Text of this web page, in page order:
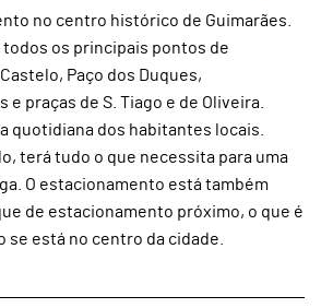
no centro histórico de Guimarães.
todos os principais pontos de
Paço dos Duques,
praças de S. Tiago e de Oliveira.
quotidiana dos habitantes locais.
terá tudo o que necessita para uma
O estacionamento está também
de estacionamento próximo, o que é
se está no centro da cidade.